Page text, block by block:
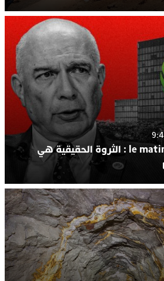
في حوار للتراب مع le matin : الثروة الحقيقية هي